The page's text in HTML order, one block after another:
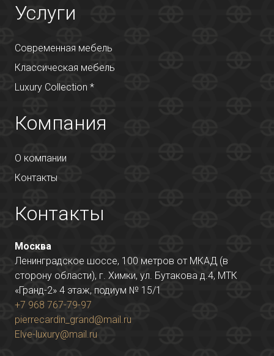
Услуги
Современная мебель
Классическая мебель
Luxury Collection *
Компания
О компании
Контакты
Контакты
Москва
Ленинградское шоссе, 100 метров от МКАД (в
сторону области), г. Химки, ул. Бутакова д.4, МТК
«Гранд-2» 4 этаж, подиум № 15/1
+7 968 767-79-97
pierrecardin_grand@mail.ru
Elve-luxury@mail.ru